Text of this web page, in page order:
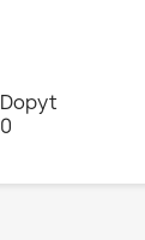
Dopyt
0